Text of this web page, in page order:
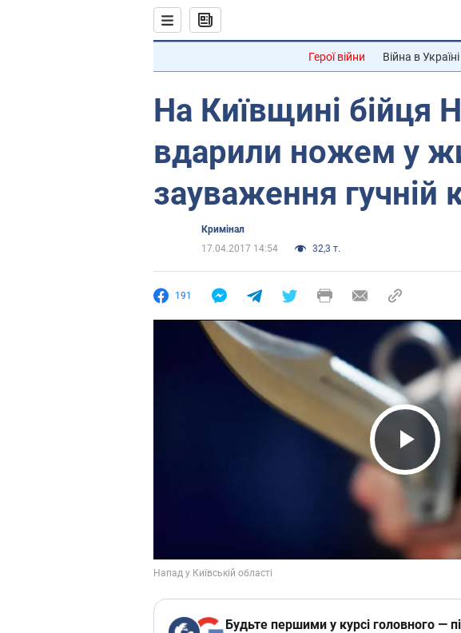
Герої війни Війна в Україні
На Київщині бійця
вдарили ножем у
зауваження гучній
Кримінал
17.04.2017 14:54
32,3 т.
191
Play
Будьте першими у курсі головного —